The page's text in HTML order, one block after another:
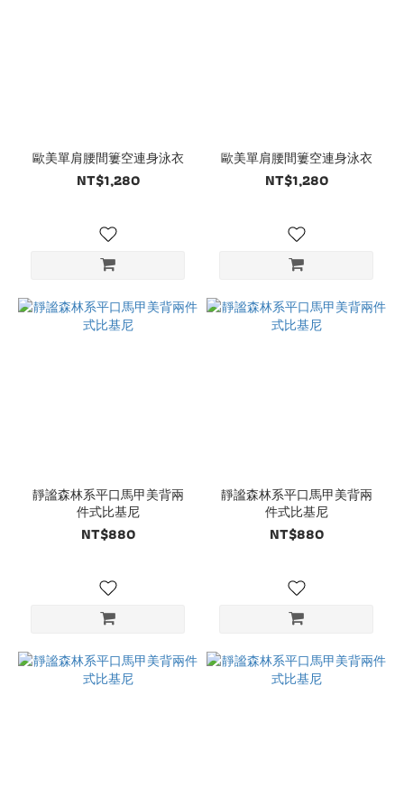
歐美單肩腰間簍空連身泳衣
NT$1,280
歐美單肩腰間簍空連身泳衣
NT$1,280
靜謐森林系平口馬甲美背兩
件式比基尼
NT$880
靜謐森林系平口馬甲美背兩
件式比基尼
NT$880